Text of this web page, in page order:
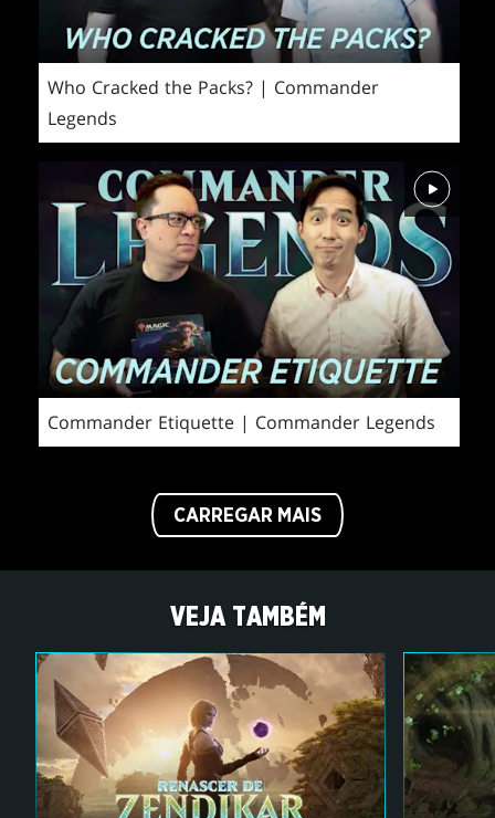
Who Cracked the Packs? | Commander
Legends
Commander Etiquette | Commander Legends
CARREGAR MAIS
VEJA TAMBÉM